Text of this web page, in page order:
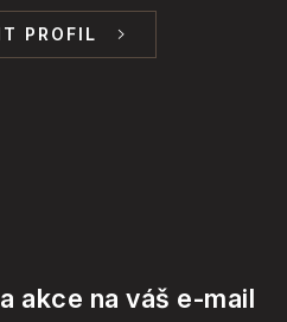
PROFIL
akce na váš e-mail